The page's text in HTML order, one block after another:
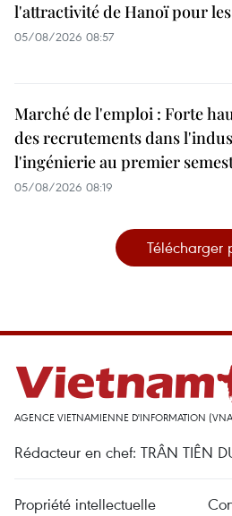
l'attractivité de Hanoï pour
05/08/2026 08:57
Marché de l'emploi : Forte
des recrutements dans
l'ingénierie au premier
05/08/2026 08:19
Télécharger
AGENCE VIETNAMIENNE D'INFORMATION
Rédacteur en chef: TRÂN TIÊN
Propriété intellectuelle